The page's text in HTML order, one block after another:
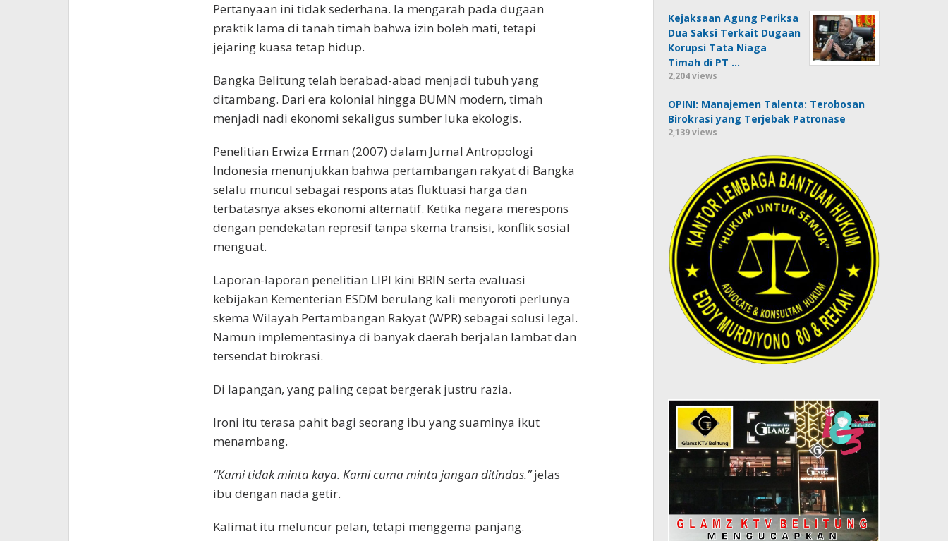
Pertanyaan ini tidak sederhana. Ia mengarah pada dugaan
praktik lama di tanah timah bahwa izin boleh mati, tetapi
jejaring kuasa tetap hidup.
Bangka Belitung telah berabad-abad menjadi tubuh yang
ditambang. Dari era kolonial hingga BUMN modern, timah
menjadi nadi ekonomi sekaligus sumber luka ekologis.
Penelitian Erwiza Erman (2007) dalam Jurnal Antropologi
Indonesia menunjukkan bahwa pertambangan rakyat di Bangka
selalu muncul sebagai respons atas fluktuasi harga dan
terbatasnya akses ekonomi alternatif. Ketika negara merespons
dengan pendekatan represif tanpa skema transisi, konflik sosial
menguat.
Laporan-laporan penelitian LIPI kini BRIN serta evaluasi
kebijakan Kementerian ESDM berulang kali menyoroti perlunya
skema Wilayah Pertambangan Rakyat (WPR) sebagai solusi legal.
Namun implementasinya di banyak daerah berjalan lambat dan
tersendat birokrasi.
Di lapangan, yang paling cepat bergerak justru razia.
Ironi itu terasa pahit bagi seorang ibu yang suaminya ikut
menambang.
“Kami tidak minta kaya. Kami cuma minta jangan ditindas.”jelas
ibu dengan nada getir.
Kalimat itu meluncur pelan, tetapi menggema panjang.
Kejaksaan Agung Periksa
Dua Saksi Terkait Dugaan
Korupsi Tata Niaga
Timah di PT …
2,204 views
OPINI: Manajemen Talenta: Terobosan
Birokrasi yang Terjebak Patronase
2,139 views